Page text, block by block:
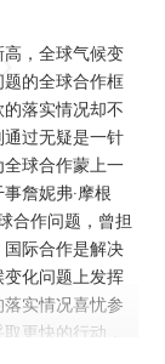
，全球气候变
的全球合作框
落实情况却不
过无疑是一针
球合作蒙上一
詹妮弗·摩根
合作问题，曾担
际合作是解决
化问题上发挥
实情况喜忧参
更快的行动，